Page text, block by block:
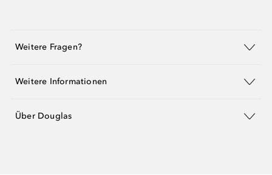
Weitere Fragen?
Weitere Informationen
Über Douglas